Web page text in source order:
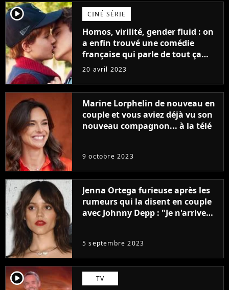
player2 CINÉ SÉRIE
Homos, virilité, gender fluid : on
a enfin trouvé une comédie
française qui parle de tout ça
sans être super ringarde
20 avril 2023
Marine Lorphelin de nouveau en
couple et vous aviez déjà vu son
nouveau compagnon... à la télé
9 octobre 2023
Jenna Ortega furieuse après les
rumeurs qui la disent en couple
avec Johnny Depp : "Je n'arrive
5 septembre 2023
player2 TV